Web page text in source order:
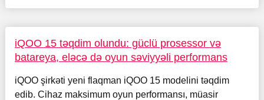
iQOO 15 təqdim olundu: güclü prosessor və
batareya, eləcə də oyun səviyyəli performans
iQOO şirkəti yeni flaqman iQOO 15 modelini təqdim
edib. Cihaz maksimum oyun performansı, müasir